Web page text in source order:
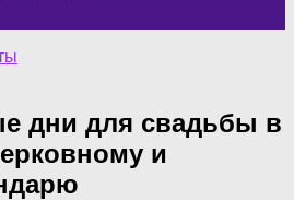
дни для свадьбы в
и